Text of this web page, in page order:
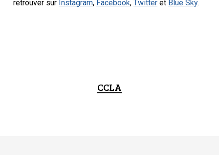
retrouver sur Instagram, Facebook,Twitter et Blue Sky.
CCLA